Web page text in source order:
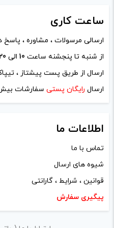
نام*
ایمیل*
ذخیره نام، ایمیل و وبسایت من
دیدگاهی می‌نویسم.
لازم است محتوای ارسالی
ساعت کاری
ارسالی مرسولات ، مشاوره ،
از شنبه تا پنجشنه ساعت 10 الی
ارسال از طریق پست پیشتاز ،
ارسال رایگان پستی سفارشات
اطلاعات ما
تماس با ما
شیوه های ارسال
قوانین ، شرایط ، گارانتی
پیگیری سفارش